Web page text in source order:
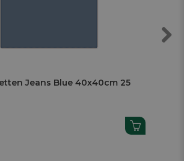
Jeans Blue 40x40cm 25